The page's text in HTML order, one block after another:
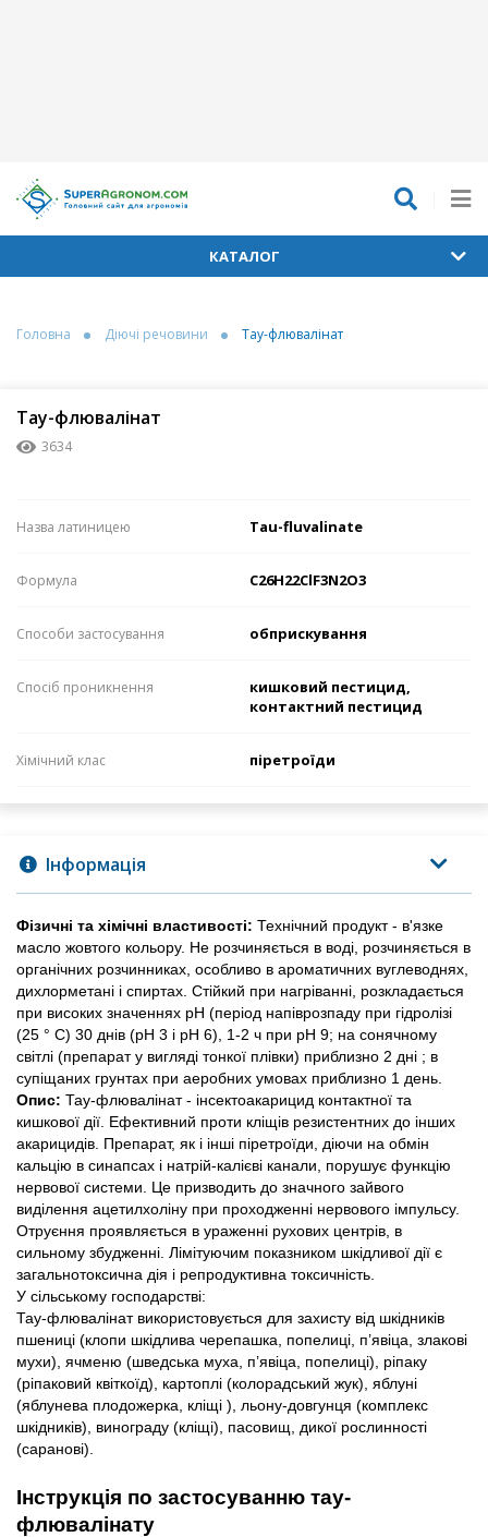
КАТАЛОГ
Головна Діючі речовини Тау-флювалінат
Тау-флювалінат
3634
Назва латиницею Tau-fluvalinate
Формула С26Н22СlF3N2O3
Способи застосування обприскування
Спосіб проникнення
кишковий пестицид,
контактний пестицид
Хімічний клас піретроїди
Інформація
Фізичні та хімічні властивості: Технічний продукт - в'язке
масло жовтого кольору. Не розчиняється в воді, розчиняється в
органічних розчинниках, особливо в ароматичних вуглеводнях,
дихлорметані і спиртах. Стійкий при нагріванні, розкладається
при високих значеннях рН (період напіврозпаду при гідролізі
(25 ° С) 30 днів (рН 3 і рН 6), 1-2 ч при рН 9; на сонячному
світлі (препарат у вигляді тонкої плівки) приблизно 2 дні ; в
супіщаних грунтах при аеробних умовах приблизно 1 день.
Опис: Тау-флювалінат - інсектоакарицид контактної та
кишкової дії. Ефективний проти кліщів резистентних до інших
акарицидів. Препарат, як і інші піретроїди, діючи на обмін
кальцію в синапсах і натрій-калієві канали, порушує функцію
нервової системи. Це призводить до значного зайвого
виділення ацетилхоліну при проходженні нервового імпульсу.
Отруєння проявляється в ураженні рухових центрів, в
сильному збудженні. Лімітуючим показником шкідливої ​​дії є
загальнотоксична дія і репродуктивна токсичність.
У сільському господарстві:
Тау-флювалінат використовується для захисту від шкідників
пшениці (клопи шкідлива черепашка, попелиці, п’явіца, злакові
мухи), ячменю (шведська муха, п’явіца, попелиці), ріпаку
(ріпаковий квіткоїд), картоплі (колорадський жук), яблуні
(яблунева плодожерка, кліщі ), льону-довгунця (комплекс
шкідників), винограду (кліщі), пасовищ, дикої рослинності
(саранові).
Інструкція по застосуванню тау-
флювалінату